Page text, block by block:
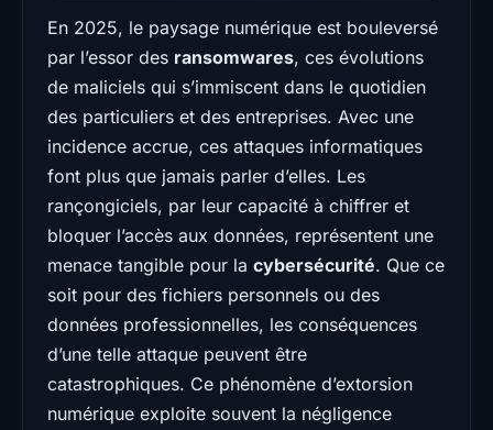
En 2025, le paysage numérique est bouleversé
par l’essor des ransomwares, ces évolutions
de maliciels qui s’immiscent dans le quotidien
des particuliers et des entreprises. Avec une
incidence accrue, ces attaques informatiques
font plus que jamais parler d’elles. Les
rançongiciels, par leur capacité à chiffrer et
bloquer l’accès aux données, représentent une
menace tangible pour la cybersécurité. Que ce
soit pour des fichiers personnels ou des
données professionnelles, les conséquences
d’une telle attaque peuvent être
catastrophiques. Ce phénomène d’extorsion
numérique exploite souvent la négligence